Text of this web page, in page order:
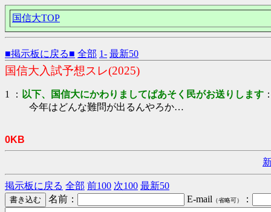
国信大TOP
■掲示板に戻る■ 全部 1- 最新50
国信大入試予想スレ(2025)
1 ： 以下、国信大にかわりましてぱあそく民がお送りします
今年はどんな難問が出るんやろか…
0KB
掲示板に戻る 全部 前100 次100 最新50
名前：
E-mail （省略可） ：